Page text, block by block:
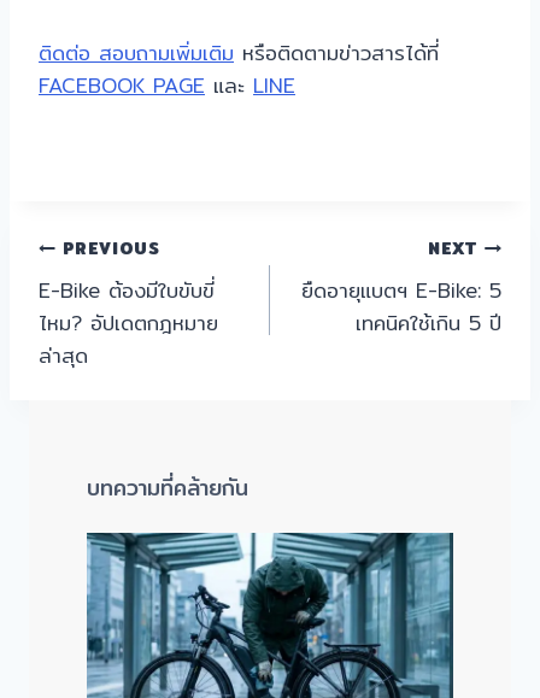
ติดต่อ สอบถามเพิ่มเติม หรือติดตามข่าวสารได้ที่
FACEBOOK PAGE และ LINE
แนะแนว
เรื่อง
PREVIOUS
E-Bike ต้องมีใบขับขี่
ไหม? อัปเดตกฎหมาย
ล่าสุด
NEXT
ยืดอายุแบตฯ E-Bike: 5
เทคนิคใช้เกิน 5 ปี
บทความที่คล้ายกัน